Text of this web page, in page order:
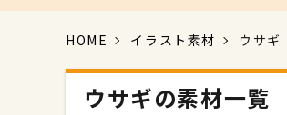
HOME イラスト素材 ウサギ
ウサギの素材一覧